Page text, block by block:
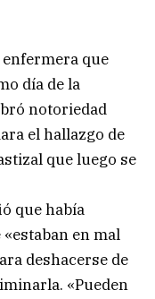
que
día de la
notoriedad
el hallazgo de
que luego se
que había
en mal
deshacerse de
«Pueden